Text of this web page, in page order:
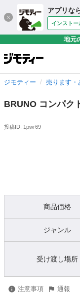
アプリな
インストー
地元
ジモティー 売ります・
BRUNO コンパク
投稿ID: 1pwr69
商品価格
ジャンル
受け渡し場所
注意事項 通報